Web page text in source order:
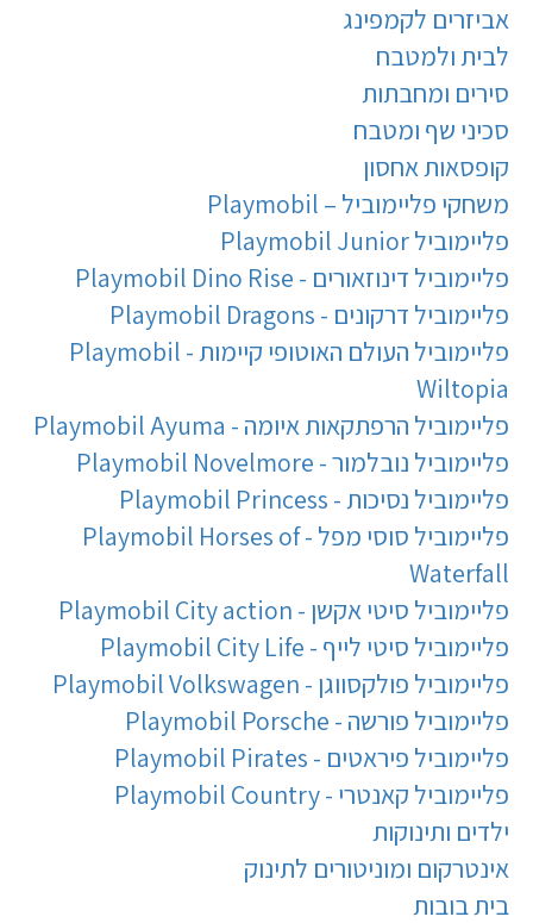
אביזרים לקמפינג
לבית ולמטבח
סירים ומחבתות
סכיני שף ומטבח
קופסאות אחסון
משחקי פליימוביל – Playmobil
פליימוביל Playmobil Junior
פליימוביל דינוזאורים - Playmobil Dino Rise
פליימוביל דרקונים - Playmobil Dragons
פליימוביל העולם האוטופי קיימות - Playmobil
Wiltopia
פליימוביל הרפתקאות איומה - Playmobil Ayuma
פליימוביל נובלמור - Playmobil Novelmore
פליימוביל נסיכות - Playmobil Princess
פליימוביל סוסי מפל - Playmobil Horses of
Waterfall
פליימוביל סיטי אקשן - Playmobil City action
פליימוביל סיטי לייף - Playmobil City Life
פליימוביל פולקסווגן - Playmobil Volkswagen
פליימוביל פורשה - Playmobil Porsche
פליימוביל פיראטים - Playmobil Pirates
פליימוביל קאנטרי - Playmobil Country
ילדים ותינוקות
אינטרקום ומוניטורים לתינוק
בית בובות